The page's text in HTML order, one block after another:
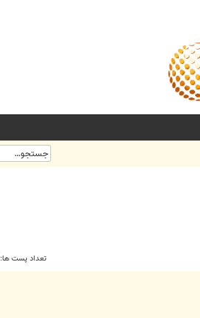
تعداد پست ها:40